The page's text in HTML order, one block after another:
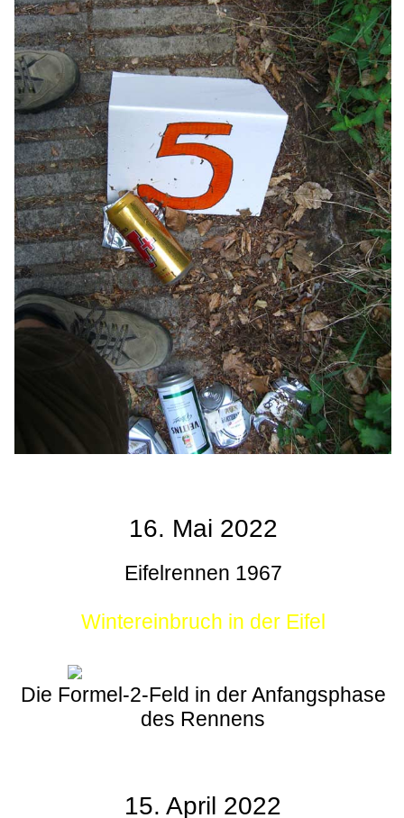
16. Mai 2022
Eifelrennen 1967
Wintereinbruch in der Eifel
Die Formel-2-Feld in der Anfangsphase
des Rennens
15. April 2022